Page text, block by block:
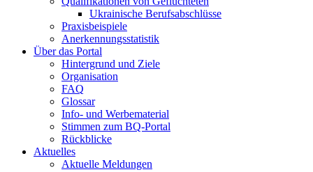
Ukrainische Berufsabschlüsse
Praxisbeispiele
Anerkennungsstatistik
Über das Portal
Hintergrund und Ziele
Organisation
FAQ
Glossar
Info- und Werbematerial
Stimmen zum BQ-Portal
Rückblicke
Aktuelles
Aktuelle Meldungen